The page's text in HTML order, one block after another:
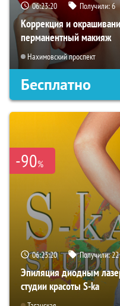
06:23:19 Получили:6
Коррекция и
перманентный макияж
Нахимовский проспект
Бесплатно
-90%
06:23:19 Получили:22
Эпиляция диодным
студии красоты S-ka